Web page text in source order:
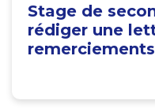
Stage de
rédiger une
remerciements